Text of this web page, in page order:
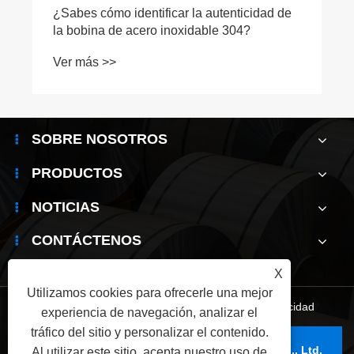
¿Sabes cómo identificar la autenticidad de
la bobina de acero inoxidable 304?
Ver más >>
SOBRE NOSOTROS
PRODUCTOS
NOTICIAS
CONTÁCTENOS
Sitemap XML política de privacidad
Copyright © 2025 Wuxi Jianbanghaoda Steel Co., Ltd.
X
Utilizamos cookies para ofrecerle una mejor
experiencia de navegación, analizar el
tráfico del sitio y personalizar el contenido.